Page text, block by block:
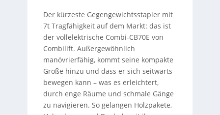
Der kürzeste Gegengewichtsstapler mit
7t Tragfähigkeit auf dem Markt: das ist
der vollelektrische Combi-CB70E von
Combilift. Außergewöhnlich
manövrierfähig, kommt seine kompakte
Größe hinzu und dass er sich seitwärts
bewegen kann – was es erleichtert,
durch enge Räume und schmale Gänge
zu navigieren. So gelangen Holzpakete,